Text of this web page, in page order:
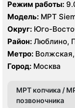
Режим работы:
Модель: МРТ
Округ: Юго-
Район: Люблино,
Метро:
Город: Москва
МРТ копчика /
позвоночника